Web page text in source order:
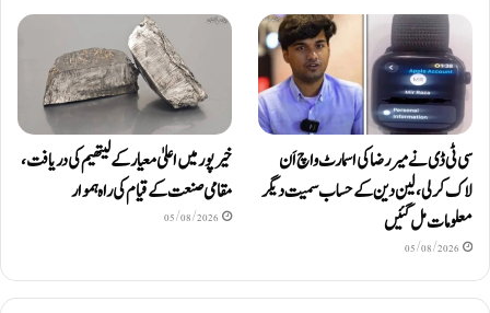
سی ٹی ڈی نے میر رضا کی اسمارٹ واچ اَن
لاک کرلی، لین دین کے حساب سمیت دیگر
معلومات مل گئیں
05/08/2026
خیرپور میں اعلیٰ معیار کے لیتھیم کی دریافت،
مقامی صنعت کے قیام کی راہ ہموار
05/08/2026